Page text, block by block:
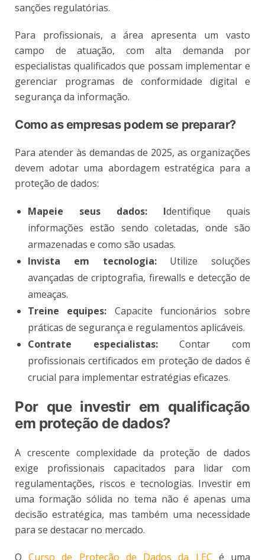
sanções regulatórias.
Para profissionais, a área apresenta um vasto
campo de atuação, com alta demanda por
especialistas qualificados que possam implementar e
gerenciar programas de conformidade digital e
segurança da informação.
Como as empresas podem se preparar?
Para atender às demandas de 2025, as organizações
devem adotar uma abordagem estratégica para a
proteção de dados:
Mapeie seus dados: Identifique quais
informações estão sendo coletadas, onde são
armazenadas e como são usadas.
Invista em tecnologia: Utilize soluções
avançadas de criptografia, firewalls e detecção de
ameaças.
Treine equipes: Capacite funcionários sobre
práticas de segurança e regulamentos aplicáveis.
Contrate especialistas:Contar com
profissionais certificados em proteção de dados é
crucial para implementar estratégias eficazes.
Por que investir em qualificação
em proteção de dados?
A crescente complexidade da proteção de dados
exige profissionais capacitados para lidar com
regulamentações, riscos e tecnologias. Investir em
uma formação sólida no tema não é apenas uma
decisão estratégica, mas também uma necessidade
para se destacar no mercado.
OCurso de Proteção de Dados da LEC é uma